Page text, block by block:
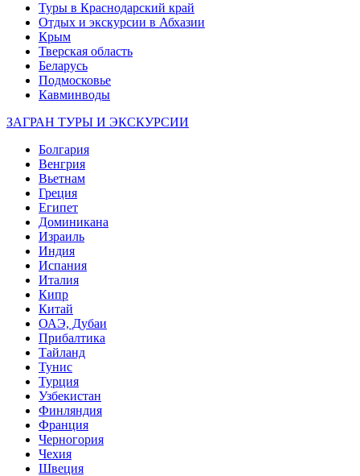
Туры в Краснодарский край
Отдых и экскурсии в Абхазии
Крым
Тверская область
Беларусь
Подмосковье
Кавминводы
ЗАГРАН ТУРЫ И ЭКСКУРСИИ
Болгария
Венгрия
Вьетнам
Греция
Египет
Доминикана
Израиль
Индия
Испания
Италия
Кипр
Китай
ОАЭ, Дубаи
Прибалтика
Тайланд
Тунис
Турция
Узбекистан
Финляндия
Франция
Черногория
Чехия
Швеция